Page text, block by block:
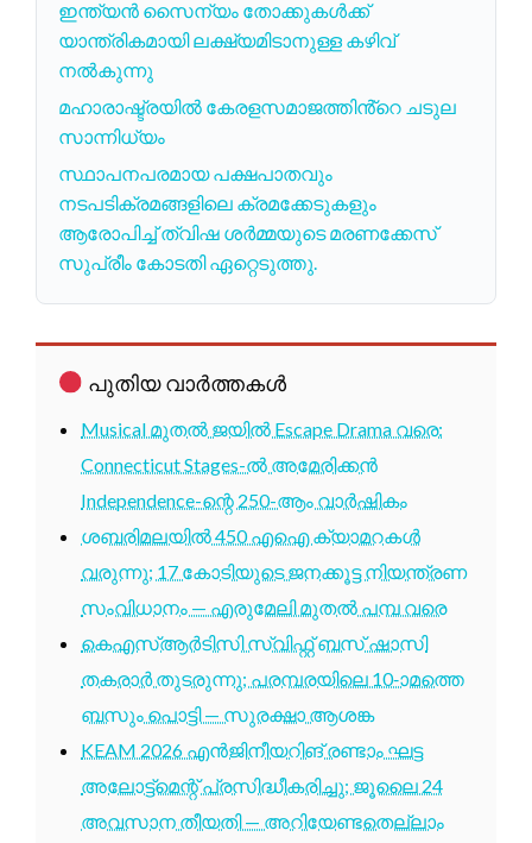
ഇന്ത്യൻ സൈന്യം തോക്കുകൾക്ക്
യാന്ത്രികമായി ലക്ഷ്യമിടാനുള്ള കഴിവ്
നൽകുന്നു
മഹാരാഷ്ട്രയിൽ കേരളസമാജത്തിൻ്റെ ചടുല
സാന്നിധ്യം
സ്ഥാപനപരമായ പക്ഷപാതവും
നടപടിക്രമങ്ങളിലെ ക്രമക്കേടുകളും
ആരോപിച്ച് ത്വിഷ ശർമ്മയുടെ മരണക്കേസ്
സുപ്രീം കോടതി ഏറ്റെടുത്തു.
പുതിയ വാർത്തകൾ
Musical മുതൽ ജയിൽ Escape Drama വരെ:
Connecticut Stages-ൽ അമേരിക്കൻ
Independence-ന്റെ 250-ആം വാർഷികം
ശബരിമലയിൽ 450 എഐ ക്യാമറകൾ
വരുന്നു; 17 കോടിയുടെ ജനക്കൂട്ട നിയന്ത്രണ
സംവിധാനം — എരുമേലി മുതൽ പമ്പ വരെ
കെഎസ്ആർടിസി സ്വിഫ്റ്റ് ബസ് ഷാസി
തകരാർ തുടരുന്നു; പരമ്പരയിലെ 10-ാമത്തെ
ബസും പൊട്ടി — സുരക്ഷാ ആശങ്ക
KEAM 2026 എൻജിനീയറിങ് രണ്ടാം ഘട്ട
അലോട്ട്മെന്റ് പ്രസിദ്ധീകരിച്ചു; ജൂലൈ 24
അവസാന തീയതി — അറിയേണ്ടതെല്ലാം